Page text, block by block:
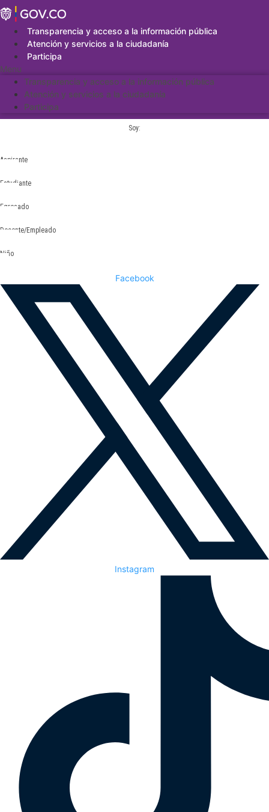
Saltar
al
contenidoTransparencia y acceso a la información pública
Atención y servicios a la ciudadanía
Participa
Menu
Transparencia y acceso a la información pública
Atención y servicios a la ciudadanía
Participa
Soy:
Aspirante
Estudiante
Egresado
Docente/Empleado
Niño
Facebook
Instagram